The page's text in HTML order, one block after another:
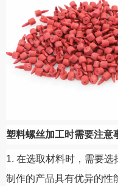
塑料螺丝加工时需要注意
1. 在选取材料时，需要选
制作的产品具有优异的性